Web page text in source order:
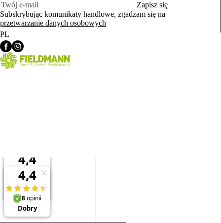
Zapisz się
Subskrybując komunikaty handlowe, zgadzam się na
przetwarzanie danych osobowych
PL